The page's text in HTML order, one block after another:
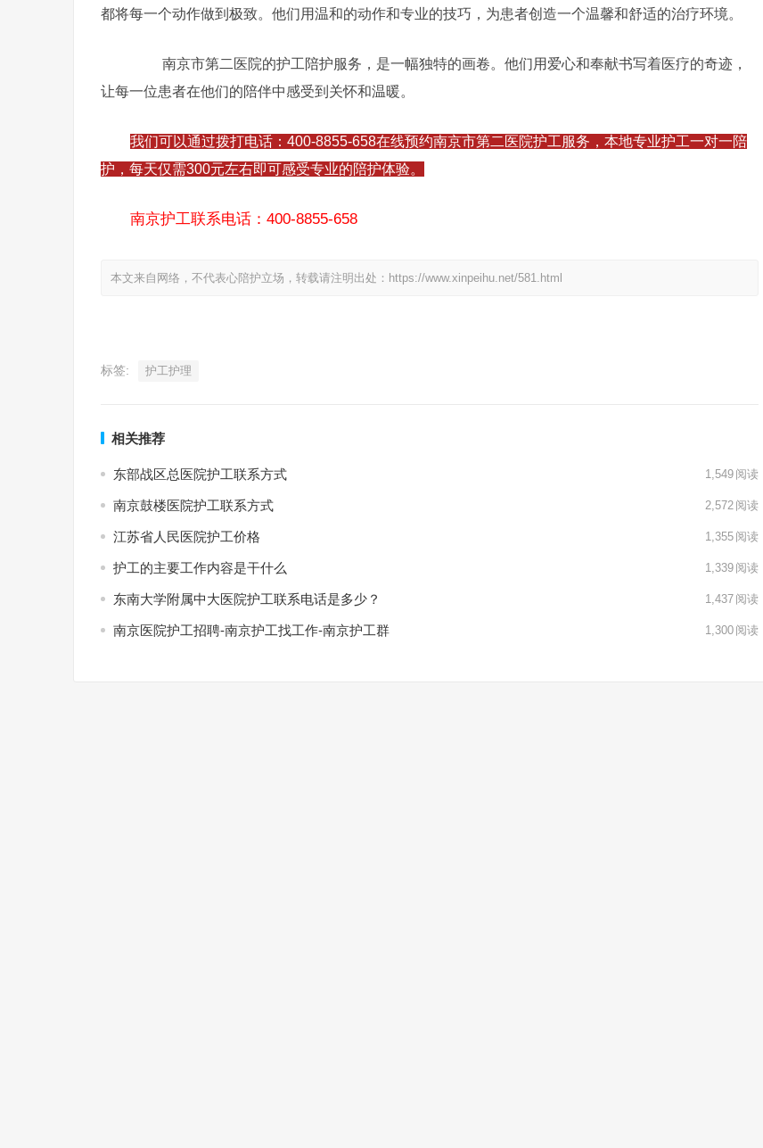
都将每一个动作做到极致。他们用温和的动作和专业的技巧，为患者创造一个温馨和舒适的治疗环境。
南京市第二医院的护工陪护服务，是一幅独特的画卷。他们用爱心和奉献书写着医疗的奇迹，
让每一位患者在他们的陪伴中感受到关怀和温暖。
我们可以通过拨打电话：400-8855-658在线预约南京市第二医院护工服务，本地专业护工一对一陪
护，每天仅需300元左右即可感受专业的陪护体验。
南京护工联系电话：400-8855-658
本文来自网络，不代表心陪护立场，转载请注明出处：https://www.xinpeihu.net/581.html
标签: 护工护理
相关推荐
东部战区总医院护工联系方式 1,549 阅读
南京鼓楼医院护工联系方式 2,572 阅读
江苏省人民医院护工价格 1,355 阅读
护工的主要工作内容是干什么 1,339 阅读
东南大学附属中大医院护工联系电话是多少？ 1,437 阅读
南京医院护工招聘-南京护工找工作-南京护工群 1,300 阅读